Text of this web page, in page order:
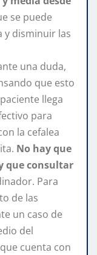
se puede
y disminuir las
una duda,
que esto
llega
para
la cefalea
No hay que
que consultar
Para
de las
un caso de
del
cuenta con